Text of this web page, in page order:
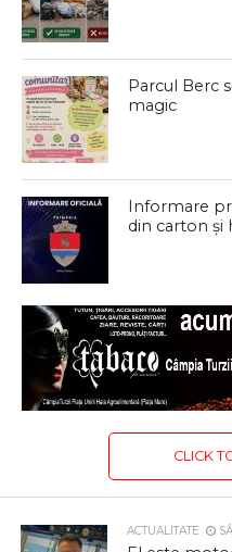
Parcul Berc
magic
Informare
din carton și
CLICK
ACTUALITATE